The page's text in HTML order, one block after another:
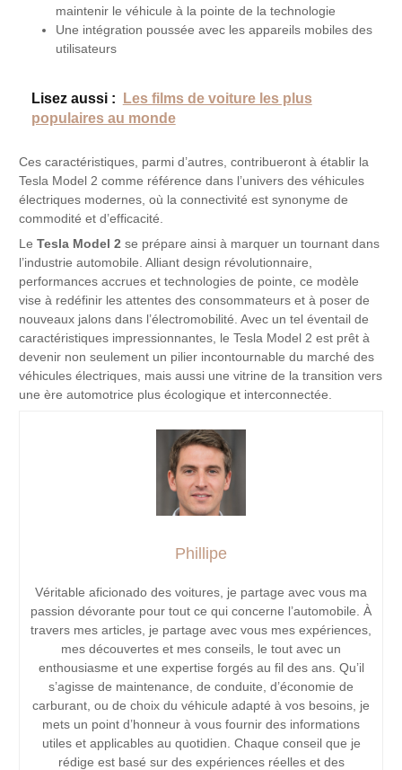
maintenir le véhicule à la pointe de la technologie
Une intégration poussée avec les appareils mobiles des
utilisateurs
Lisez aussi :
Les films de voiture les plus
populaires au monde
Ces caractéristiques, parmi d’autres, contribueront à établir la
Tesla Model 2 comme référence dans l’univers des véhicules
électriques modernes, où la connectivité est synonyme de
commodité et d’efficacité.
LeTesla Model 2 se prépare ainsi à marquer un tournant dans
l’industrie automobile. Alliant design révolutionnaire,
performances accrues et technologies de pointe, ce modèle
vise à redéfinir les attentes des consommateurs et à poser de
nouveaux jalons dans l’électromobilité. Avec un tel éventail de
caractéristiques impressionnantes, le Tesla Model 2 est prêt à
devenir non seulement un pilier incontournable du marché des
véhicules électriques, mais aussi une vitrine de la transition vers
une ère automotrice plus écologique et interconnectée.
Phillipe
Véritable aficionado des voitures, je partage avec vous ma
passion dévorante pour tout ce qui concerne l’automobile. À
travers mes articles, je partage avec vous mes expériences,
mes découvertes et mes conseils, le tout avec un
enthousiasme et une expertise forgés au fil des ans. Qu’il
s’agisse de maintenance, de conduite, d’économie de
carburant, ou de choix du véhicule adapté à vos besoins, je
mets un point d’honneur à vous fournir des informations
utiles et applicables au quotidien. Chaque conseil que je
rédige est basé sur des expériences réelles et des